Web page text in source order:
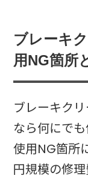
ブレーキ
用NG箇所
ブレーキク
なら何にでも
使用NG箇所
円規模の修理